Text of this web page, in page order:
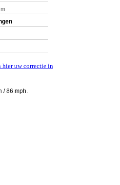
hier uw correctie in
/ 86 mph.